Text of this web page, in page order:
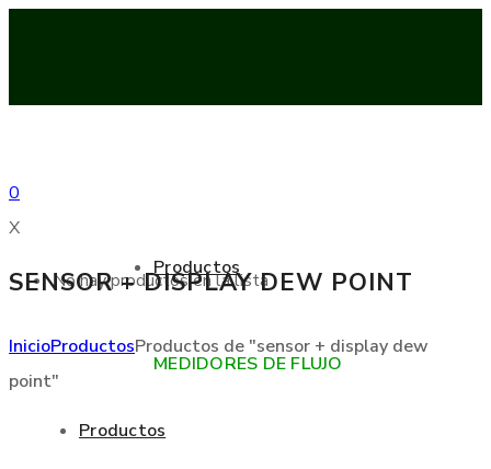
0
X
No hay productos en la lista
Productos
Productos
MEDIDORES DE FLUJO
SENSOR + DISPLAY DEW POINT
InicioProductosProductos de "sensor + display dew
point"